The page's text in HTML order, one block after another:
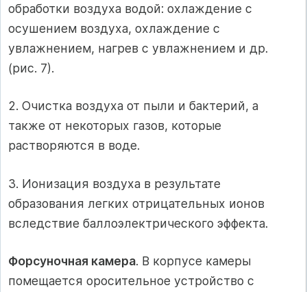
обработки воздуха водой: охлаждение с
осушением воздуха, охлаждение с
увлажнением, нагрев с увлажнением и др.
(рис. 7).
2. Очистка воздуха от пыли и бактерий, а
также от некоторых газов, которые
растворяются в воде.
3. Ионизация воздуха в результате
образования легких отрицательных ионов
вследствие баллоэлектрического эффекта.
Форсуночная камера. В корпусе камеры
помещается оросительное устройство с